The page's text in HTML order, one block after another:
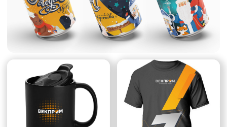
аудитории, повысить интерес к
представленному продукту и оставить
положительное впечатление о компании,
обеспечивая максимальный эффект